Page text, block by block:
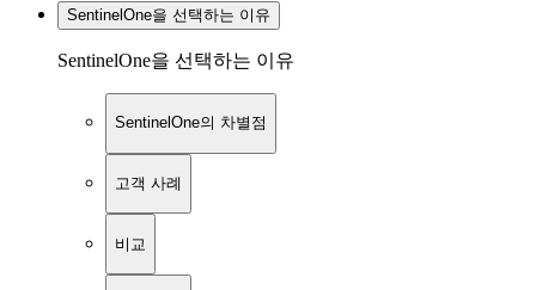
SentinelOne을 선택하는 이유
SentinelOne을 선택하는 이유
SentinelOne의 차별점
고객 사례
비교